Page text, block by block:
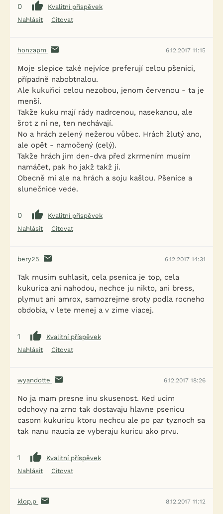
0
Kvalitní příspěvek
Nahlásit
Citovat
honzapm 6.12.2017 11:15
Moje slepice také nejvíce preferují celou pšenici,
případně nabobtnalou.
Ale kukuřici celou nezobou, jenom červenou - ta je
menší.
Takže kuku mají rády nadrcenou, nasekanou, ale
šrot z ní ne, ten nechávají.
No a hrách zelený nežerou vůbec. Hrách žlutý ano,
ale opět - namočený (celý).
Takže hrách jim den-dva před zkrmením musím
namáčet, pak ho jakž takž jí.
Obecně mi ale na hrách a soju kašlou. Pšenice a
slunečnice vede.
0
Kvalitní příspěvek
Nahlásit
Citovat
bery25 6.12.2017 14:31
Tak musim suhlasit, cela psenica je top, cela
kukurica ani nahodou, nechce ju nikto, ani bress,
plymut ani amrox, samozrejme sroty podla rocneho
obdobia, v lete menej a v zime viacej.
1
Kvalitní příspěvek
Nahlásit
Citovat
wyandotte 6.12.2017 18:26
No ja mam presne inu skusenost. Ked ucim
odchovy na zrno tak dostavaju hlavne psenicu
casom kukuricu ktoru nechcu ale po par tyznoch sa
tak nanu naucia ze vyberaju kuricu ako prvu.
1
Kvalitní příspěvek
Nahlásit
Citovat
klop.p 8.12.2017 11:12